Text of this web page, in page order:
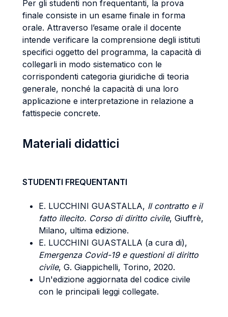
Per gli studenti non frequentanti, la prova
finale consiste in un esame finale in forma
orale. Attraverso l’esame orale il docente
intende verificare la comprensione degli istituti
specifici oggetto del programma, la capacità di
collegarli in modo sistematico con le
corrispondenti categoria giuridiche di teoria
generale, nonché la capacità di una loro
applicazione e interpretazione in relazione a
fattispecie concrete.
Materiali didattici
STUDENTI FREQUENTANTI
E. LUCCHINI GUASTALLA, Il contratto e il
fatto illecito. Corso di diritto civile, Giuffrè,
Milano, ultima edizione.
E. LUCCHINI GUASTALLA (a cura di),
Emergenza Covid-19 e questioni di diritto
civile, G. Giappichelli, Torino, 2020.
Un'edizione aggiornata del codice civile
con le principali leggi collegate.